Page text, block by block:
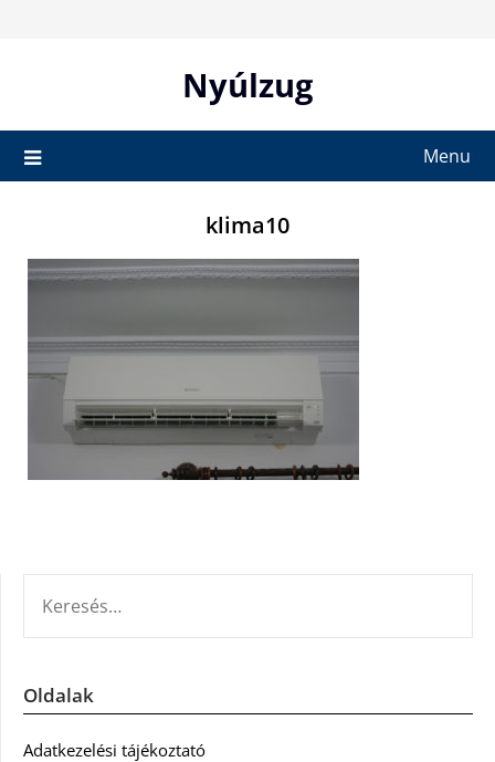
Nyúlzug
Menu
klima10
Oldalak
Adatkezelési tájékoztató